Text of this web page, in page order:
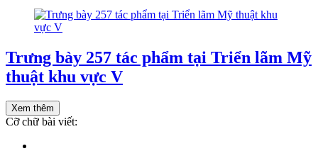
Trưng bày 257 tác phẩm tại Triển lãm Mỹ
thuật khu vực V
Xem thêm
Cỡ chữ bài viết: